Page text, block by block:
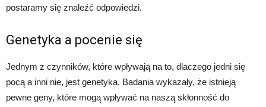
postaramy się znaleźć odpowiedzi.
Genetyka a pocenie się
Jednym z czynników, które wpływają na to, dlaczego jedni się
pocą a inni nie, jest genetyka. Badania wykazały, że istnieją
pewne geny, które mogą wpływać na naszą skłonność do